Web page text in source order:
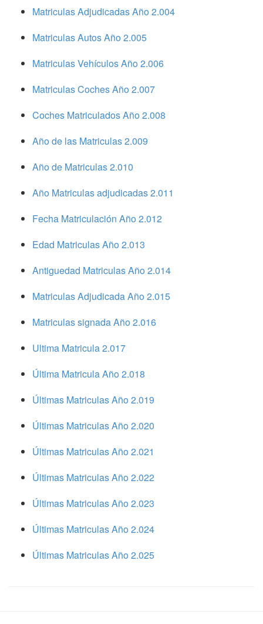
Matriculas Adjudicadas Año 2.004
Matriculas Autos Año 2.005
Matriculas Vehículos Año 2.006
Matriculas Coches Año 2.007
Coches Matriculados Año 2.008
Año de las Matriculas 2.009
Año de Matriculas 2.010
Año Matriculas adjudicadas 2.011
Fecha Matriculación Año 2.012
Edad Matriculas Año 2.013
Antiguedad Matriculas Año 2.014
Matriculas Adjudicada Año 2.015
Matriculas signada Año 2.016
Ultima Matricula 2.017
Última Matricula Año 2.018
Últimas Matriculas Año 2.019
Últimas Matriculas Año 2.020
Últimas Matriculas Año 2.021
Últimas Matriculas Año 2.022
Últimas Matriculas Año 2.023
Últimas Matriculas Año 2.024
Últimas Matriculas Año 2.025